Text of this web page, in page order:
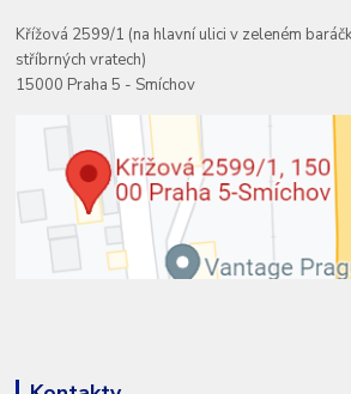
Křížová 2599/1 (na hlavní ulici v zeleném
stříbrných vratech)
15000 Praha 5 - Smíchov